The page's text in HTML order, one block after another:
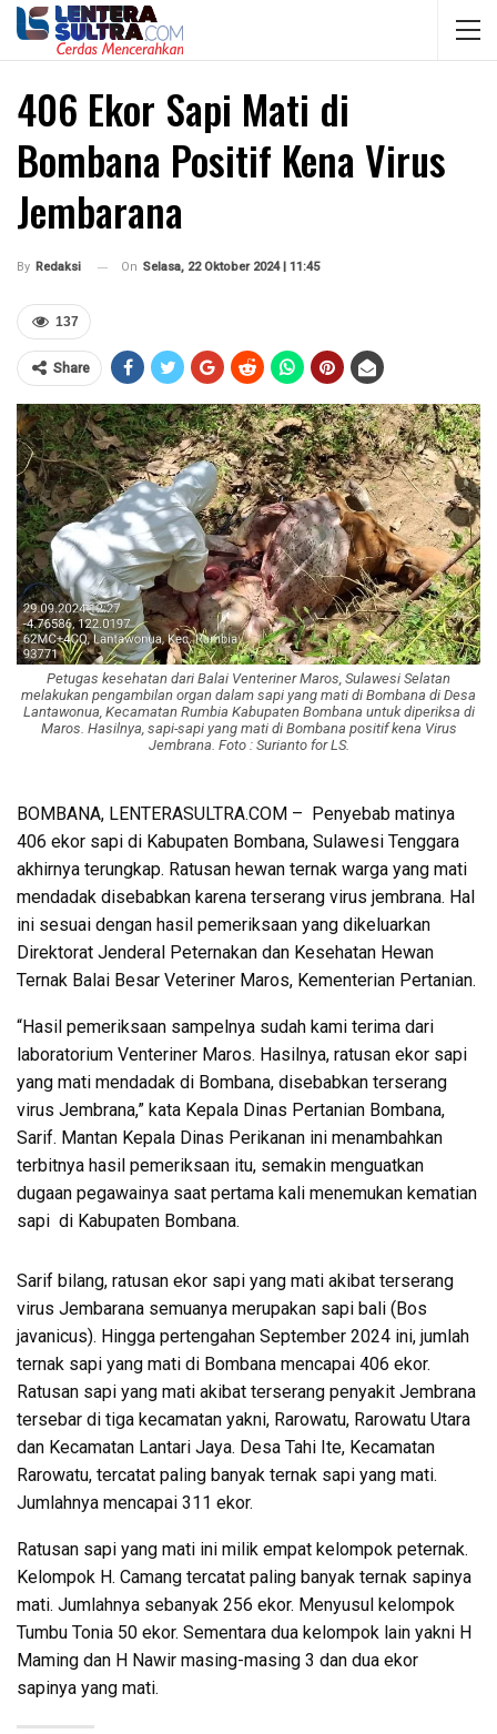
406 Ekor Sapi Mati di
Bombana Positif Kena Virus
Jembarana
By Redaksi On Selasa, 22 Oktober 2024 | 11:45
137
Share
Petugas kesehatan dari Balai Venteriner Maros, Sulawesi Selatan
melakukan pengambilan organ dalam sapi yang mati di Bombana di Desa
Lantawonua, Kecamatan Rumbia Kabupaten Bombana untuk diperiksa di
Maros. Hasilnya, sapi-sapi yang mati di Bombana positif kena Virus
Jembrana. Foto : Surianto for LS.
BOMBANA, LENTERASULTRA.COM – Penyebab matinya
406 ekor sapi di Kabupaten Bombana, Sulawesi Tenggara
akhirnya terungkap. Ratusan hewan ternak warga yang mati
mendadak disebabkan karena terserang virus jembrana. Hal
ini sesuai dengan hasil pemeriksaan yang dikeluarkan
Direktorat Jenderal Peternakan dan Kesehatan Hewan
Ternak Balai Besar Veteriner Maros, Kementerian Pertanian.
“Hasil pemeriksaan sampelnya sudah kami terima dari
laboratorium Venteriner Maros. Hasilnya, ratusan ekor sapi
yang mati mendadak di Bombana, disebabkan terserang
virus Jembrana,” kata Kepala Dinas Pertanian Bombana,
Sarif. Mantan Kepala Dinas Perikanan ini menambahkan
terbitnya hasil pemeriksaan itu, semakin menguatkan
dugaan pegawainya saat pertama kali menemukan kematian
sapi di Kabupaten Bombana.
Sarif bilang, ratusan ekor sapi yang mati akibat terserang
virus Jembarana semuanya merupakan sapi bali (Bos
javanicus). Hingga pertengahan September 2024 ini, jumlah
ternak sapi yang mati di Bombana mencapai 406 ekor.
Ratusan sapi yang mati akibat terserang penyakit Jembrana
tersebar di tiga kecamatan yakni, Rarowatu, Rarowatu Utara
dan Kecamatan Lantari Jaya. Desa Tahi Ite, Kecamatan
Rarowatu, tercatat paling banyak ternak sapi yang mati.
Jumlahnya mencapai 311 ekor.
Ratusan sapi yang mati ini milik empat kelompok peternak.
Kelompok H. Camang tercatat paling banyak ternak sapinya
mati. Jumlahnya sebanyak 256 ekor. Menyusul kelompok
Tumbu Tonia 50 ekor. Sementara dua kelompok lain yakni H
Maming dan H Nawir masing-masing 3 dan dua ekor
sapinya yang mati.